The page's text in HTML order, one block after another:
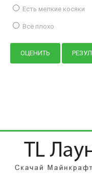
Есть мелкие косяки
Всё плохо